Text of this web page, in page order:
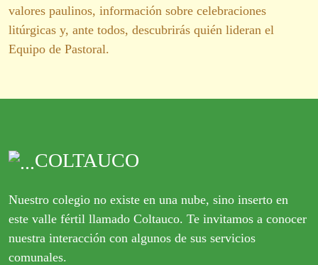
valores paulinos, información sobre celebraciones
litúrgicas y, ante todos, descubrirás quién lideran el
Equipo de Pastoral.
COLTAUCO
Nuestro colegio no existe en una nube, sino inserto en
este valle fértil llamado Coltauco. Te invitamos a conocer
nuestra interacción con algunos de sus servicios
comunales.